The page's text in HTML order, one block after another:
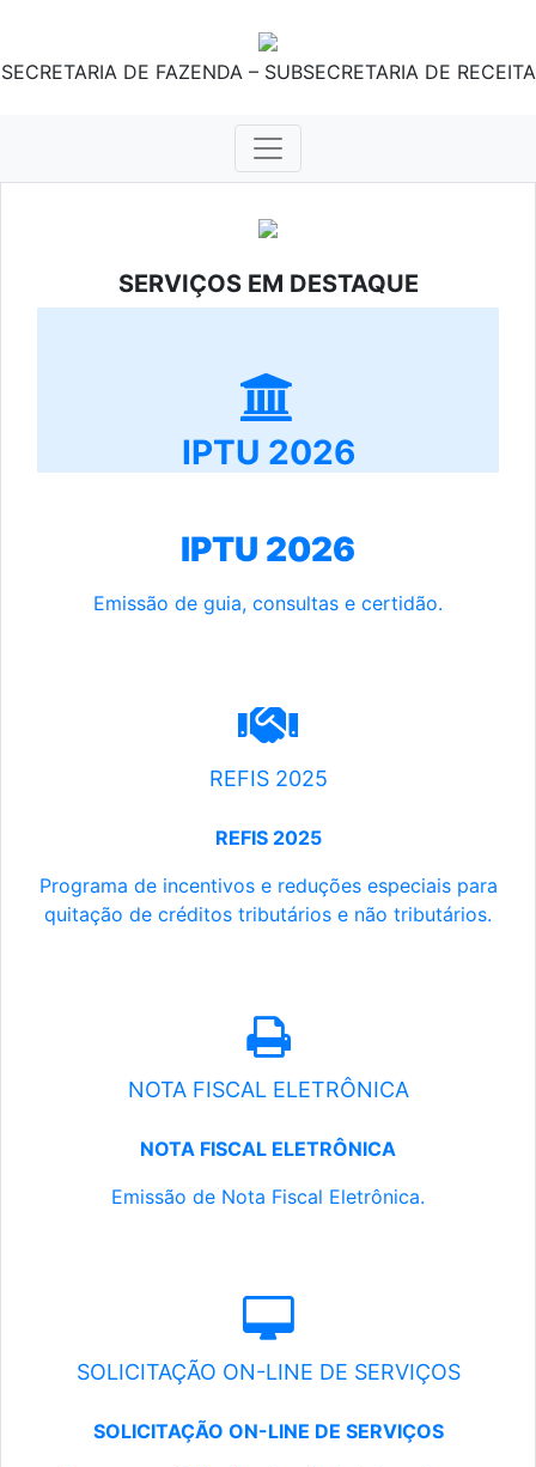
SECRETARIA DE FAZENDA – SUBSECRETARIA DE RECEITA
SERVIÇOS EM DESTAQUE
IPTU 2026
IPTU 2026
Emissão de guia, consultas e certidão.
REFIS 2025
REFIS 2025
Programa de incentivos e reduções especiais para
quitação de créditos tributários e não tributários.
NOTA FISCAL ELETRÔNICA
NOTA FISCAL ELETRÔNICA
Emissão de Nota Fiscal Eletrônica.
SOLICITAÇÃO ON-LINE DE SERVIÇOS
SOLICITAÇÃO ON-LINE DE SERVIÇOS